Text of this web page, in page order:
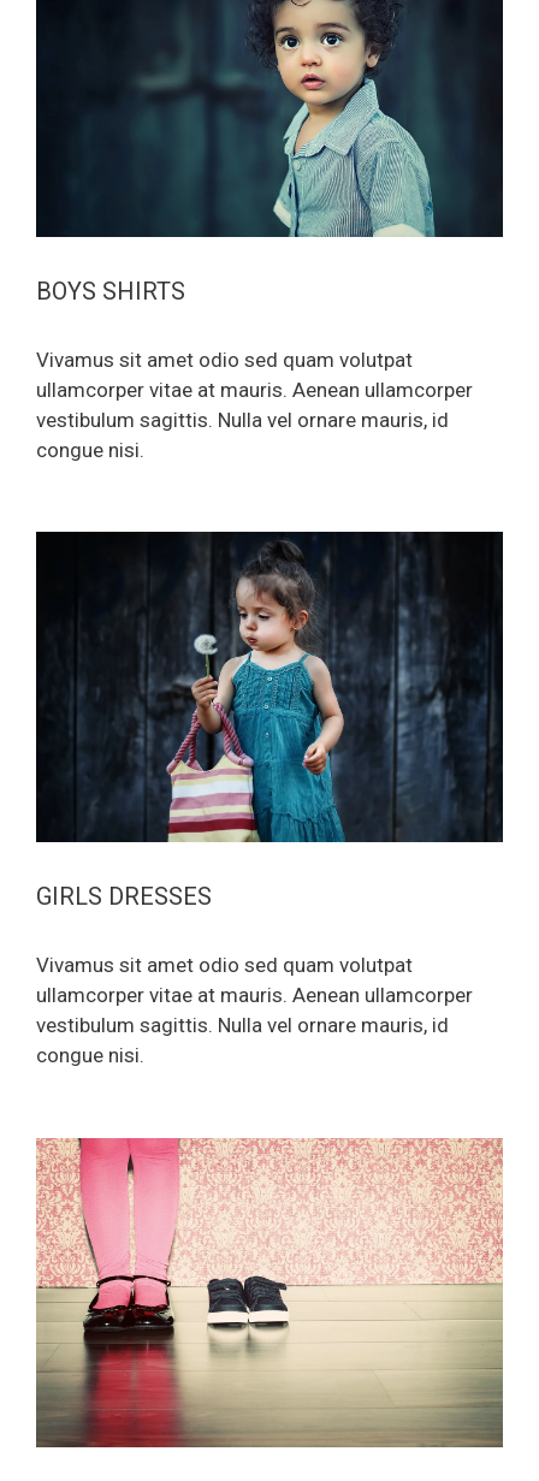
BOYS SHIRTS
Vivamus sit amet odio sed quam volutpat
ullamcorper vitae at mauris. Aenean ullamcorper
vestibulum sagittis. Nulla vel ornare mauris, id
congue nisi.
GIRLS DRESSES
Vivamus sit amet odio sed quam volutpat
ullamcorper vitae at mauris. Aenean ullamcorper
vestibulum sagittis. Nulla vel ornare mauris, id
congue nisi.